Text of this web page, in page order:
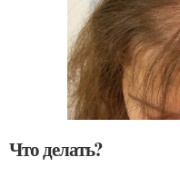
Что делать?